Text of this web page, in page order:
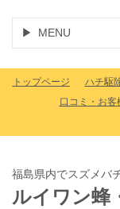
MENU
トップページ ハチ駆
口コミ・お客
福島県内でスズメバ
ルイワン蜂